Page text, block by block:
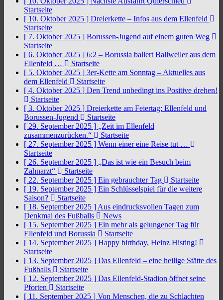
Startseite
[ 10. Oktober 2025 ] Dreierkette – Infos aus dem Ellenfeld
Startseite
[ 7. Oktober 2025 ] Borussen-Jugend auf einem guten Weg
Startseite
[ 6. Oktober 2025 ] 6:2 – Borussia ballert Ballweiler aus dem
Ellenfeld …
Startseite
[ 5. Oktober 2025 ] 3er-Kette am Sonntag – Aktuelles aus
dem Ellenfeld
Startseite
[ 4. Oktober 2025 ] Den Trend unbedingt ins Positive drehen!
Startseite
[ 3. Oktober 2025 ] Dreierkette am Feiertag: Ellenfeld und
Borussen-Jugend
Startseite
[ 29. September 2025 ] „Zeit im Ellenfeld
zusammenzurücken.“
Startseite
[ 27. September 2025 ] Wenn einer eine Reise tut …
Startseite
[ 26. September 2025 ] „Das ist wie ein Besuch beim
Zahnarzt“
Startseite
[ 22. September 2025 ] Ein gebrauchter Tag
Startseite
[ 19. September 2025 ] Ein Schlüsselspiel für die weitere
Saison?
Startseite
[ 18. September 2025 ] Aus eindrucksvollen Tagen zum
Denkmal des Fußballs
News
[ 15. September 2025 ] Ein mehr als gelungener Tag für
Ellenfeld und Borussia
Startseite
[ 14. September 2025 ] Happy birthday, Heinz Histing!
Startseite
[ 13. September 2025 ] Das Ellenfeld – eine heilige Stätte des
Fußballs
Startseite
[ 12. September 2025 ] Das Ellenfeld-Stadion öffnet seine
Pforten
Startseite
[ 11. September 2025 ] Von Menschen, die zu Schlachten